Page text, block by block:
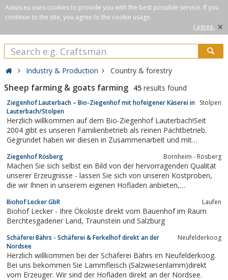
Axxus.eu uses cookies to provide you with the best possible service. If you
continue to the site, you agree to the cookie usage.
I agree. ×
Industry & Production Country & forestry
Sheep farming & goats farming 45 results found
Ziegenhof Lauterbach – Bio-Ziegenhof mit hofeigener Käserei in
Lauterbach/Stolpen
Stolpen
Herzlich willkommen auf dem Bio-Ziegenhof Lauterbach!Seit
2004 gibt es unseren Familienbetrieb als reinen Pachtbetrieb.
Gegründet haben wir diesen in Zusammenarbeit und mit
Hofstelle. Wir halten heute 110 Milchziegen, deren Milch wir zu
verschiedenen...
Ziegenhof Rösberg Bornheim - Rösberg
Machen Sie sich selbst ein Bild von der hervorragenden Qualität
unserer Erzeugnisse - lassen Sie sich von unseren Kostproben,
die wir Ihnen in unserem eigenen Hofladen anbieten,
auch telefonisch bestellen! Wir arbeiten daran.
Biohof Lecker GbR Laufen
Biohof Lecker - Ihre Ökokiste direkt vom Bauenhof im Raum
Berchtesgadener Land, Traunstein und Salzburg
Schäferei Bährs - Schäferei & Ferkelhof direkt an der
Nordsee
Neufelderkoog
Herzlich willkommen bei der Schäferei Bährs im Neufelderkoog.
Bei uns bekommen Sie Lammfleisch (Salzwiesenlamm)direkt
vom Erzeuger. Wir sind der Hofladen direkt an der Nordsee.